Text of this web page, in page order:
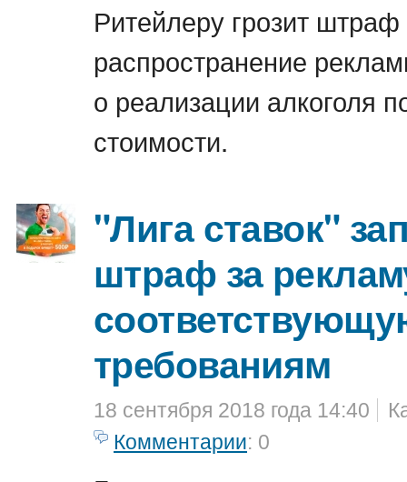
Ритейлеру грозит штраф
распространение
о реализации алкоголя
стоимости.
"Лига ставок"
штраф за
требованиям
18 сентября 2018 года 14:40
Комментарии: 0